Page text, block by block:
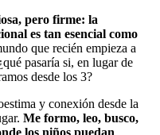
pero firme: la
es tan esencial como
que recién empieza a
pasaría si, en lugar de
desde los 3?
y conexión desde la
Me formo, leo, busco,
los niños puedan